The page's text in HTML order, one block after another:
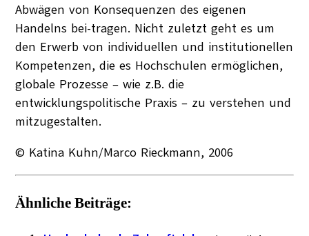
Abwägen von Konsequenzen des eigenen
Handelns bei-tragen. Nicht zuletzt geht es um
den Erwerb von individuellen und institutionellen
Kompetenzen, die es Hochschulen ermöglichen,
globale Prozesse – wie z.B. die
entwicklungspolitische Praxis – zu verstehen und
mitzugestalten.
© Katina Kuhn/Marco Rieckmann, 2006
Ähnliche Beiträge: